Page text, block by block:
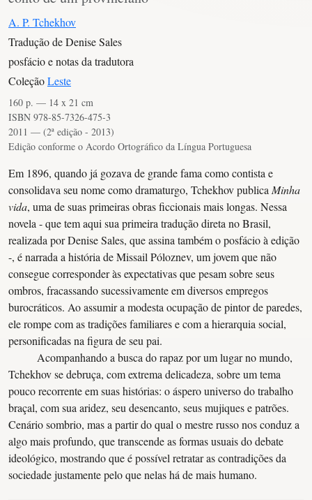
A. P. Tchekhov
Tradução de Denise Sales
posfácio e notas da tradutora
ColeçãoLeste
160 p. — 14 x 21 cm
ISBN 978-85-7326-475-3
2011 — (2ª edição - 2013)
Edição conforme o Acordo Ortográfico da Língua Portuguesa
Em 1896, quando já gozava de grande fama como contista e
consolidava seu nome como dramaturgo, Tchekhov publica Minha
vida, uma de suas primeiras obras ficcionais mais longas. Nessa
novela - que tem aqui sua primeira tradução direta no Brasil,
realizada por Denise Sales, que assina também o posfácio à edição
-, é narrada a história de Missail Póloznev, um jovem que não
consegue corresponder às expectativas que pesam sobre seus
ombros, fracassando sucessivamente em diversos empregos
burocráticos. Ao assumir a modesta ocupação de pintor de paredes,
ele rompe com as tradições familiares e com a hierarquia social,
personificadas na figura de seu pai.
Acompanhando a busca do rapaz por um lugar no mundo,
Tchekhov se debruça, com extrema delicadeza, sobre um tema
pouco recorrente em suas histórias: o áspero universo do trabalho
braçal, com sua aridez, seu desencanto, seus mujiques e patrões.
Cenário sombrio, mas a partir do qual o mestre russo nos conduz a
algo mais profundo, que transcende as formas usuais do debate
ideológico, mostrando que é possível retratar as contradições da
sociedade justamente pelo que nelas há de mais humano.